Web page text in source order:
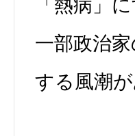
「熱病」
一部政治
する風潮が